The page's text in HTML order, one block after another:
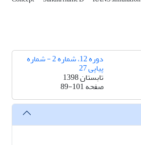
دوره 12، شماره 2 - شماره
پیاپی 27
تابستان 1398
صفحه89-101